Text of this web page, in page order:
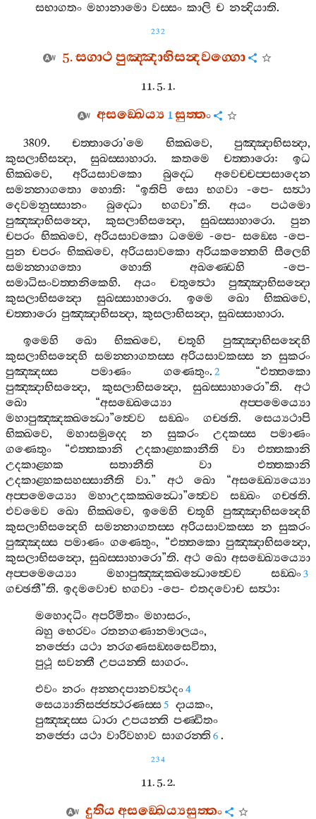
සභාගතං මහානාමො වස‍්සං කාලි ච නන්‍දියාති.
232
5.සගාථපුඤ‍්ඤාභිසන්‍දවග‍්ගො
11. 5. 1.
අසඞ‍්ඛෙය්‍ය1සුත‍්තං
3809. චත‍්තාරො’මෙ භික‍්ඛවෙ, පුඤ‍්ඤාභිසන්‍දා,
කුසලාභිසන්‍දා,සුඛස‍්සාහාරා. කතමෙ චත‍්තාරො: ඉධ
භික‍්ඛවෙ,අරියසාවකො බුද‍්ධෙ
අවෙච‍්චප‍්පසාදෙන
සමන‍්නාගතො
හොති: “ඉතිපි සො භගවා -පෙ-සත්‍ථා
දෙවමනුස‍්සානං
බුද‍්ධො භගවා”ති.අයං
පඨමො
පුඤ‍්ඤාභිසන්‍දො, කුසලාභිසන්‍දො, සුඛස‍්සාහාරො. පුන
චපරං භික‍්ඛවෙ, අරියසාවකො ධම‍්මෙ -පෙ-සඞ‍්ඝෙ -පෙ-
පුන චපරං භික‍්ඛවෙ, අරියසාවකො අරියකන‍්තෙහි සීලෙහි
සමන‍්නාගතො
හොති අඛණ‍්ඩෙහි -පෙ-
සමාධිසංවත‍්තනිකෙහි.අයං චතුත්‍ථො
පුඤ‍්ඤාභිසන්‍දො
කුසලාභිසන්‍දො
සුඛස‍්සාහාරො. ඉමෙ ඛො භික‍්ඛවෙ,
චත‍්තාරො පුඤ‍්ඤාභිසන්‍දා, කුසලාභිසන්‍දා, සුඛස‍්සාහාරා.
ඉමෙහි
ඛො භික‍්ඛවෙ,චතූහි
පුඤ‍්ඤාභිසන්‍දෙහි
කුසලාභිසන්‍දෙහි සමන‍්නාගතස‍්ස අරියසාවකස‍්ස න සුකරං
පුඤ‍්ඤස‍්ස
පමාණං ගණෙතුං. 2 “එත‍්තකො
පුඤ‍්ඤාභිසන්‍දො, කුසලාභිසන්‍දො,සුඛස‍්සාහාරො”ති.අථ
ඛො “අසඞ‍්ඛෙය්‍යො
අප‍්පමෙය්‍යො
මහාපුඤ‍්ඤක‍්ඛන්‍ධො”ත්‍වෙව සඞ‍්ඛං ගච‍්ඡති.සෙය්‍යථාපි
භික‍්ඛවෙ,මහාසමුද‍්දෙ න සුකරං උදකස‍්ස
පමාණං
ගණෙතුං “එත‍්තකානි උදකාළ‍්හකානීති වා
එත‍්තකානි
උදකාළ‍්හක
සතානීති වා
එත‍්තකානි
උදකාළ‍්හකසහස‍්සානීති
වා.” අථ ඛො “අසඞ‍්ඛ්‍යෙය්‍යො
අප‍්පමෙය්‍යො
මහාඋදකක‍්ඛන්‍ධො”ත්‍වෙව සඞ‍්ඛං ගච‍්ඡති.
එවමෙව
ඛො භික‍්ඛවෙ,ඉමෙහි චතූහි
පුඤ‍්ඤාභිසන්‍දෙහි
කුසලාභිසන්‍දෙහි සමන‍්නාගතස‍්ස අරියසාවකස‍්ස න සුකරං
පුඤ‍්ඤස‍්ස පමාණං ගණෙතුං, “එත‍්තකො පුඤ‍්ඤාභිසන්‍දො,
කුසලාභිසන්‍දො, සුඛස‍්සාහාරො”ති. අථ ඛො අසඞ‍්ඛ්‍යෙය්‍යො
අප‍්පමෙය්‍යො
මහාපුඤ‍්ඤක‍්ඛන්‍ධොත්‍වෙව සඞ‍්ඛං3
ගච‍්ඡතී”ති. ඉදමවොච භගවා -පෙ- එතදවොච සත්‍ථා:
මහොදධිං අපරිමිතං මහාසරං,
බහු භෙරවං රතනගණානමාලයං,
නජ‍්ජො යථා නරගණසඞ‍්ඝසෙවිතා,
පුථූ සවන‍්තී උපයන‍්ති සාගරං.
එවං නරං අන‍්නදපානවත්‍ථදං4
සෙය්‍යානිසජ‍්ජත්‍ථරණස‍්ස5 දායකං,
පුඤ‍්ඤස‍්ස ධාරා උපයන‍්ති පණ‍්ඩිතං
නජ‍්ජො යථා වාරිවහාව සාගරන‍්ති 6 .
234
11. 5. 2.
දුතියඅසඞ‍්ඛෙය්‍යසුත‍්තං